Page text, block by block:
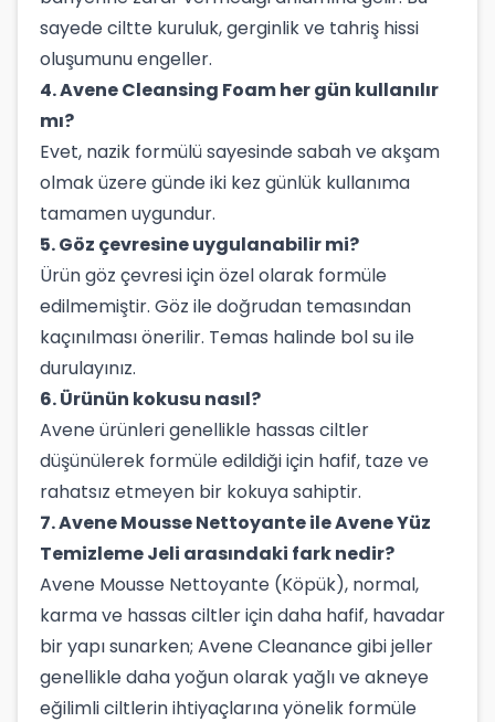
sayede ciltte kuruluk, gerginlik ve tahriş hissi
oluşumunu engeller.
4. Avene Cleansing Foam her gün kullanılır
mı?
Evet, nazik formülü sayesinde sabah ve akşam
olmak üzere günde iki kez günlük kullanıma
tamamen uygundur.
5. Göz çevresine uygulanabilir mi?
Ürün göz çevresi için özel olarak formüle
edilmemiştir. Göz ile doğrudan temasından
kaçınılması önerilir. Temas halinde bol su ile
durulayınız.
6. Ürünün kokusu nasıl?
Avene ürünleri genellikle hassas ciltler
düşünülerek formüle edildiği için hafif, taze ve
rahatsız etmeyen bir kokuya sahiptir.
7. Avene Mousse Nettoyante ile Avene Yüz
Temizleme Jeli arasındaki fark nedir?
Avene Mousse Nettoyante (Köpük), normal,
karma ve hassas ciltler için daha hafif, havadar
bir yapı sunarken; Avene Cleanance gibi jeller
genellikle daha yoğun olarak yağlı ve akneye
eğilimli ciltlerin ihtiyaçlarına yönelik formüle